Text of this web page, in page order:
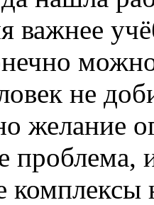
важнее
не
желание
комплексы